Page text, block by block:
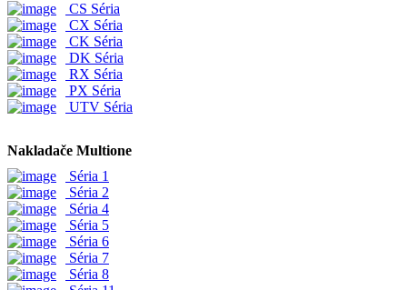
CS Séria
CX Séria
CK Séria
DK Séria
RX Séria
PX Séria
UTV Séria
Nakladače Multione
Séria 1
Séria 2
Séria 4
Séria 5
Séria 6
Séria 7
Séria 8